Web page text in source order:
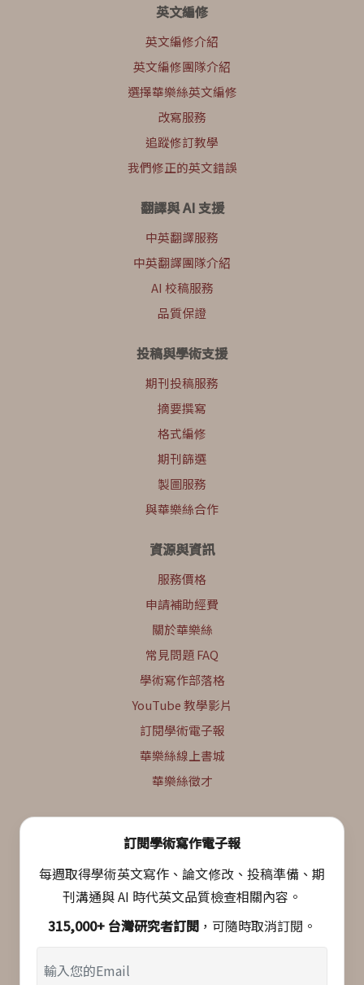
英文編修
英文編修介紹
英文編修團隊介紹
選擇華樂絲英文編修
改寫服務
追蹤修訂教學
我們修正的英文錯誤
翻譯與 AI 支援
中英翻譯服務
中英翻譯團隊介紹
AI 校稿服務
品質保證
投稿與學術支援
期刊投稿服務
摘要撰寫
格式編修
期刊篩選
製圖服務
與華樂絲合作
資源與資訊
服務價格
申請補助經費
關於華樂絲
常見問題 FAQ
學術寫作部落格
YouTube 教學影片
訂閱學術電子報
華樂絲線上書城
華樂絲徵才
訂閱學術寫作電子報
每週取得學術英文寫作、論文修改、投稿準備、期
刊溝通與 AI 時代英文品質檢查相關內容。
315,000+ 台灣研究者訂閱 ，可隨時取消訂閱。